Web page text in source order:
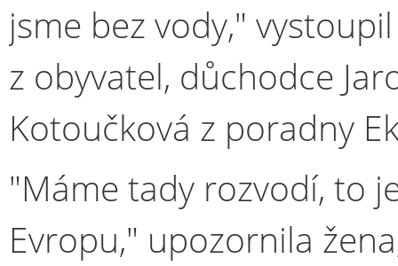
jsme bez vody,"
z obyvatel, důchodce
Kotoučková z poradny
"Máme tady rozvodí, to
Evropu," upozornila